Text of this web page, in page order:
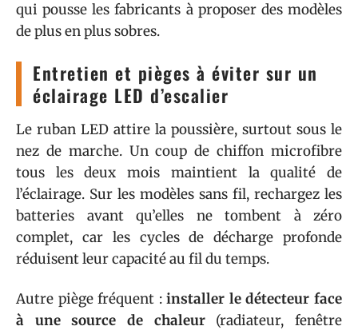
qui pousse les fabricants à proposer des modèles
de plus en plus sobres.
Entretien et pièges à éviter sur un
éclairage LED d’escalier
Le ruban LED attire la poussière, surtout sous le
nez de marche. Un coup de chiffon microfibre
tous les deux mois maintient la qualité de
l’éclairage. Sur les modèles sans fil, rechargez les
batteries avant qu’elles ne tombent à zéro
complet, car les cycles de décharge profonde
réduisent leur capacité au fil du temps.
Autre piège fréquent :installer le détecteur face
à une source de chaleur(radiateur, fenêtre